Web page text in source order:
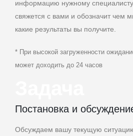
информацию нужному
свяжется с вами и обозначит чем
какие результаты вы получите.
* При высокой загруженности
может доходить до 24 часов
Постановка и
Обсуждаем вашу текущую